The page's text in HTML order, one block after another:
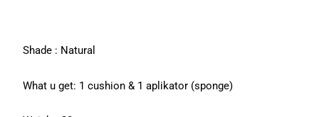
Shade : Natural
What u get: 1 cushion & 1 aplikator (sponge)